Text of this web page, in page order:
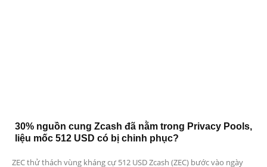
30% nguồn cung Zcash đã nằm trong Privacy Pools,
liệu mốc 512 USD có bị chinh phục?
ZEC thử thách vùng kháng cự 512 USD Zcash (ZEC) bước vào ngày